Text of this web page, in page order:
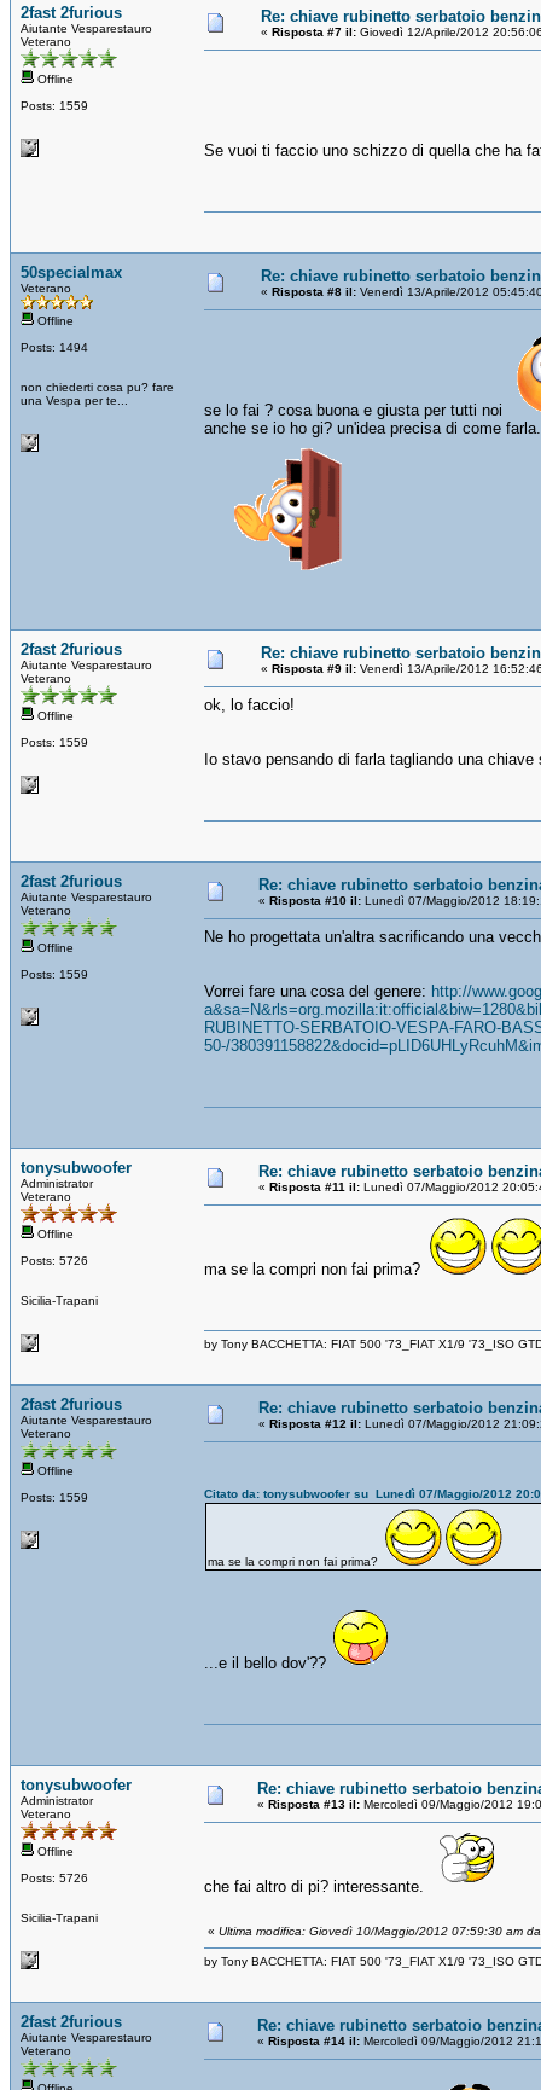
2fast 2furious
Aiutante Vesparestauro
Veterano
Offline
Posts: 1559
Re: chiave rubinetto serbatoio
« Risposta #7 il: Giovedì 12/Aprile/2012
Se vuoi ti faccio uno schizzo di quella che ha
50specialmax
Veterano
Offline
Posts: 1494
non chiederti cosa pu? fare
una Vespa per te...
Re: chiave rubinetto serbatoio
« Risposta #8 il: Venerdì 13/Aprile/2012
se lo fai ? cosa buona e giusta per tutti noi
anche se io ho gi? un'idea precisa di come farla.
2fast 2furious
Aiutante Vesparestauro
Veterano
Offline
Posts: 1559
Re: chiave rubinetto serbatoio
« Risposta #9 il: Venerdì 13/Aprile/2012
ok, lo faccio!
Io stavo pensando di farla tagliando una chiave
2fast 2furious
Aiutante Vesparestauro
Veterano
Offline
Posts: 1559
Re: chiave rubinetto serbatoio
« Risposta #10 il: Lunedì 07/Maggio/2012
Ne ho progettata un'altra sacrificando una
Vorrei fare una cosa del genere: http://
RUBINETTO-SERBATOIO-VESPA-FARO-
50-/
tonysubwoofer
Administrator
Veterano
Offline
Posts: 5726
Sicilia-Trapani
Re: chiave rubinetto serbatoio
« Risposta #11 il: Lunedì 07/Maggio/2012
ma se la compri non fai prima?
by Tony BACCHETTA: FIAT 500 '73_FIAT X1/9 '73_ISO
2fast 2furious
Aiutante Vesparestauro
Veterano
Offline
Posts: 1559
Re: chiave rubinetto serbatoio
« Risposta #12 il: Lunedì 07/Maggio/2012
Citato da: tonysubwoofer su Lunedì 07/Maggio/2012
ma se la compri non fai prima?
...e il bello dov'??
tonysubwoofer
Administrator
Veterano
Offline
Posts: 5726
Sicilia-Trapani
Re: chiave rubinetto serbatoio
« Risposta #13 il: Mercoledì 09/Maggio/2012
che fai altro di pi? interessante.
« Ultima modifica: Giovedì 10/Maggio/2012 07:59:30 am
by Tony BACCHETTA: FIAT 500 '73_FIAT X1/9 '73_ISO
2fast 2furious
Aiutante Vesparestauro
Veterano
Re: chiave rubinetto serbatoio
« Risposta #14 il: Mercoledì 09/Maggio/2012